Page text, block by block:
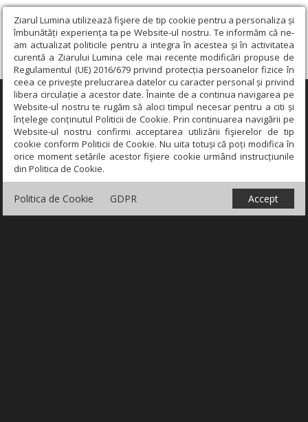
Ziarul Lumina utilizează fişiere de tip cookie pentru a personaliza și
îmbunătăți experiența ta pe Website-ul nostru. Te informăm că ne-
am actualizat politicile pentru a integra în acestea și în activitatea
curentă a Ziarului Lumina cele mai recente modificări propuse de
Regulamentul (UE) 2016/679 privind protecția persoanelor fizice în
ceea ce privește prelucrarea datelor cu caracter personal și privind
libera circulație a acestor date. Înainte de a continua navigarea pe
Website-ul nostru te rugăm să aloci timpul necesar pentru a citi și
înțelege conținutul Politicii de Cookie. Prin continuarea navigării pe
Website-ul nostru confirmi acceptarea utilizării fişierelor de tip
cookie conform Politicii de Cookie. Nu uita totuși că poți modifica în
orice moment setările acestor fişiere cookie urmând instrucțiunile
din Politica de Cookie.
Politica de Cookie GDPR Accept
×